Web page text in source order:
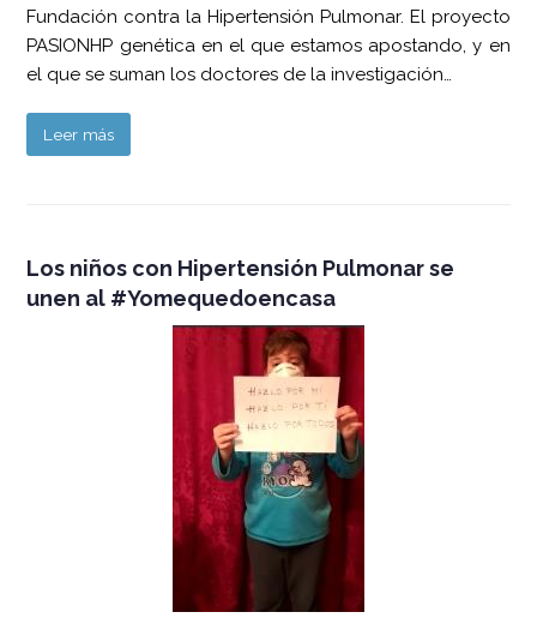
Fundación contra la Hipertensión Pulmonar. El proyecto
PASIONHP genética en el que estamos apostando, y en
el que se suman los doctores de la investigación…
Leer más
Los niños con Hipertensión Pulmonar se
unen al #Yomequedoencasa